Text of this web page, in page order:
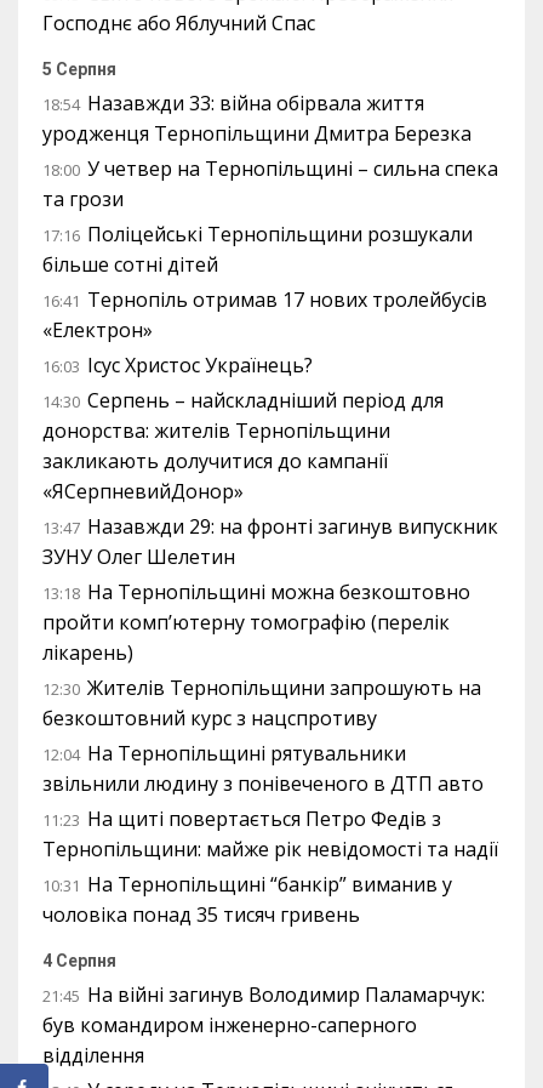
Господнє або Яблучний Спас
5 Серпня
18:54 Назавжди 33: війна обірвала життя
уродженця Тернопільщини Дмитра Березка
18:00 У четвер на Тернопільщині – сильна спека
та грози
17:16 Поліцейські Тернопільщини розшукали
більше сотні дітей
16:41 Тернопіль отримав 17 нових тролейбусів
«Електрон»
16:03 Ісус Христос Українець?
14:30 Серпень – найскладніший період для
донорства: жителів Тернопільщини
закликають долучитися до кампанії
«ЯСерпневийДонор»
13:47 Назавжди 29: на фронті загинув випускник
ЗУНУ Олег Шелетин
13:18 На Тернопільщині можна безкоштовно
пройти комп’ютерну томографію (перелік
лікарень)
12:30 Жителів Тернопільщини запрошують на
безкоштовний курс з нацспротиву
12:04 На Тернопільщині рятувальники
звільнили людину з понівеченого в ДТП авто
11:23 На щиті повертається Петро Федів з
Тернопільщини: майже рік невідомості та надії
10:31 На Тернопільщині “банкір” виманив у
чоловіка понад 35 тисяч гривень
4 Серпня
21:45 На війні загинув Володимир Паламарчук:
був командиром інженерно-саперного
відділення